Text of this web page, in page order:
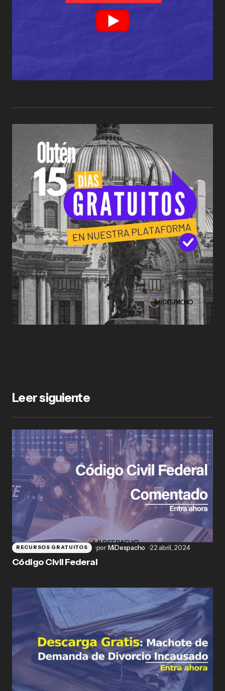
Leer siguiente
RECURSOS GRATUITOS porMiDespacho 22 abril, 2024
Código Civil Federal